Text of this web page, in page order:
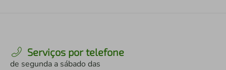
Serviços por telefone
de segunda a sábado das